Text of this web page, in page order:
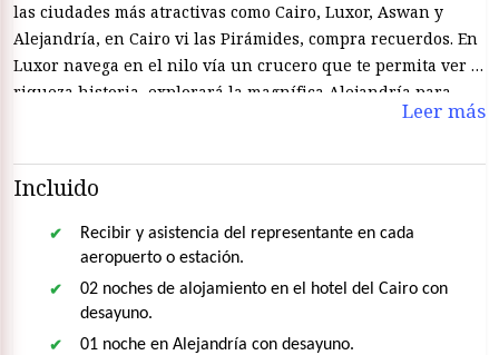
las ciudades más atractivas como Cairo, Luxor, Aswan y
Alejandría, en Cairo vi las Pirámides, compra recuerdos. En
Luxor navega en el nilo vía un crucero que te permita ver la
riqueza historia, explorará la magnífica Alejandría para
Leer más
Incluido
Recibir y asistencia del representante en cada
aeropuerto o estación.
02 noches de alojamiento en el hotel del Cairo con
desayuno.
01 noche en Alejandría con desayuno.